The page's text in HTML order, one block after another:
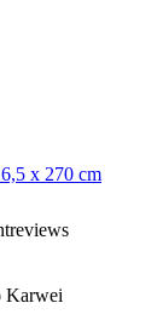
x 270 cm
Karwei